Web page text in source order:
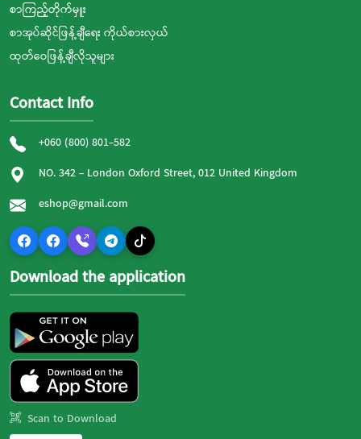
စာကြည့်တိုက်မှူး
စာအုပ်ဆိုင်ဖြန့်ချီရေး ကိုယ်စားလှယ်
ထုတ်ဝေဖြန့်ချီလိုသူများ
Contact Info
+060 (800) 801-582
NO. 342 - London Oxford Street, 012 United Kingdom
eshop@gmail.com
Download the application
Scan to Download